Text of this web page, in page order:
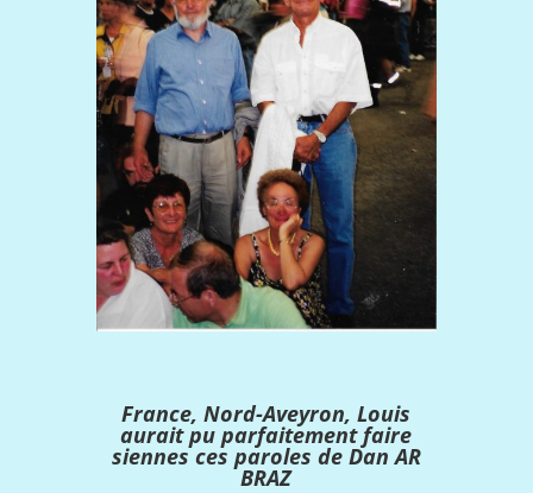
France, Nord-Aveyron, Louis
aurait pu parfaitement faire
siennes ces paroles de Dan AR
BRAZ